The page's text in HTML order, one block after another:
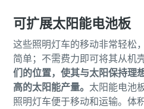
可扩展太阳能电池板
这些照明灯车的移动非常轻松
简单；不需费力即可将其从机
们的位置，使其与太阳保持理
高的太阳能产量。 太阳能电池
照明灯车便于移动和运输。体